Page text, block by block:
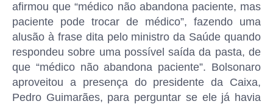
afirmou que “médico não abandona paciente, mas
paciente pode trocar de médico”, fazendo uma
alusão à frase dita pelo ministro da Saúde quando
respondeu sobre uma possível saída da pasta, de
que “médico não abandona paciente”. Bolsonaro
aproveitou a presença do presidente da Caixa,
Pedro Guimarães, para perguntar se ele já havia